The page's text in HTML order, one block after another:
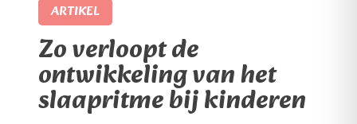
ARTIKEL
Zo verloopt de
ontwikkeling van het
slaapritme bij kinderen